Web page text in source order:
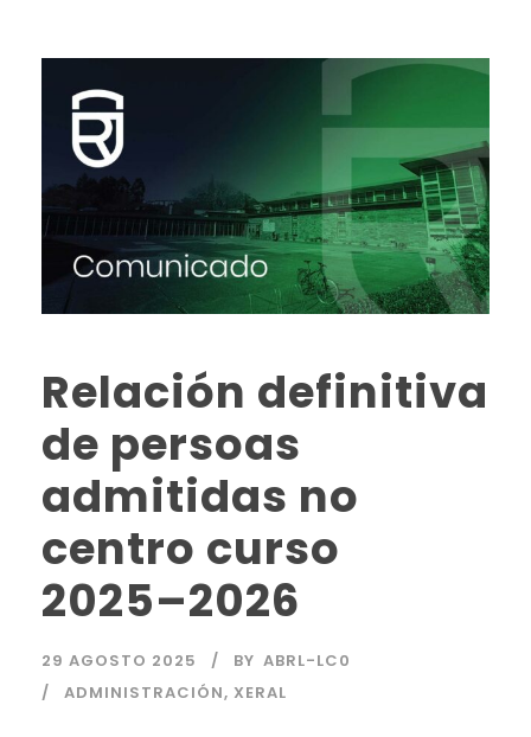
Relación definitiva
de persoas
admitidas no
centro curso
2025–2026
29 AGOSTO 2025 BY ABRL-LC0
ADMINISTRACIÓN, XERAL